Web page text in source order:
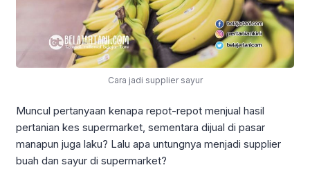
Cara jadi supplier sayur
Muncul pertanyaan kenapa repot-repot menjual hasil
pertanian kes supermarket, sementara dijual di pasar
manapun juga laku? Lalu apa untungnya menjadi supplier
buah dan sayur di supermarket?